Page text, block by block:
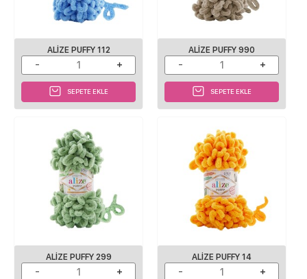
ALIZE PUFFY 112
SEPETE EKLE
ALIZE PUFFY 990
SEPETE EKLE
ALIZE PUFFY 299 ALIZE PUFFY 14